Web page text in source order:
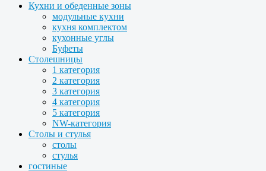
Кухни и обеденные зоны
модульные кухни
кухня комплектом
кухонные углы
Буфеты
Столешницы
1 категория
2 категория
3 категория
4 категория
5 категория
NW-категория
Столы и стулья
столы
стулья
гостиные